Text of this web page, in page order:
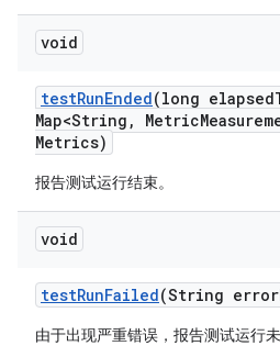
void
testRunEnded(long elapsed
Map<String , Metric
Metrics)
报告测试运行结束。
void
testRunFailed(String error
由于出现严重错误，报告测试运行未